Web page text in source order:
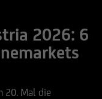
2026: 6
20. Mal die